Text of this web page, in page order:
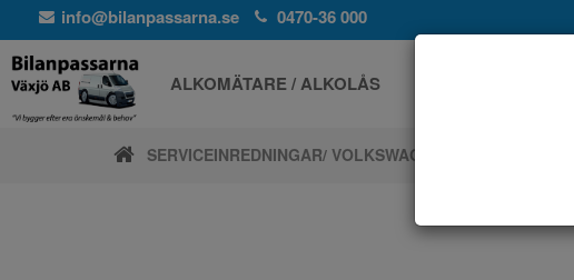
info@bilanpassarna.se 0470-36 000
ALKOMÄTARE / ALKOLÅS
SERVICEINREDNINGAR/ VOLKSWAGEN